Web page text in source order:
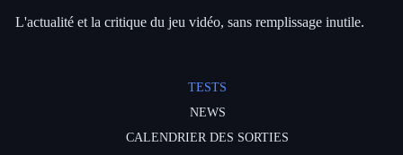
L'actualité et la critique du jeu vidéo, sans remplissage inutile.
TESTS
NEWS
CALENDRIER DES SORTIES